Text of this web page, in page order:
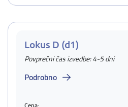
Lokus D (d1)
Povprečni čas izvedbe: 4-5 dni
Podrobno